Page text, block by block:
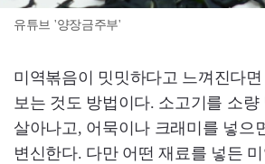
유튜브 '양장금주부'
미역볶음이 밋밋하다고 느껴진다
보는 것도 방법이다. 소고기를 소량
살아나고, 어묵이나 크래미를 넣으
변신한다. 다만 어떤 재료를 넣든 미